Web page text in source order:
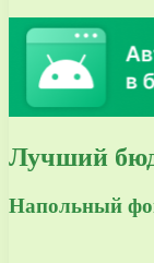
Лучший
Напольный